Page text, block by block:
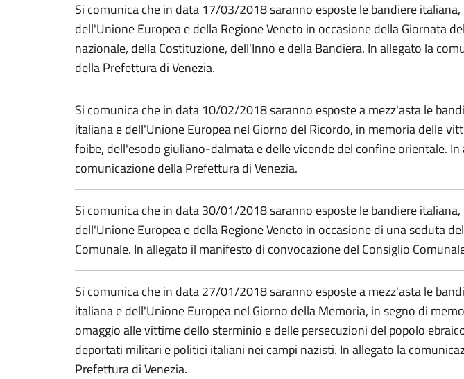
Si comunica che in data 17/03/2018 saranno esposte le bandiere italiana,
dell'Unione Europea e della Regione Veneto in occasione della Giornata
nazionale, della Costituzione, dell'Inno e della Bandiera. In allegato la
della Prefettura di Venezia.
Si comunica che in data 10/02/2018 saranno esposte a mezz'asta le
italiana e dell'Unione Europea nel Giorno del Ricordo, in memoria delle
foibe, dell'esodo giuliano-dalmata e delle vicende del confine orientale. In
comunicazione della Prefettura di Venezia.
Si comunica che in data 30/01/2018 saranno esposte le bandiere italiana,
dell'Unione Europea e della Regione Veneto in occasione di una seduta
Comunale. In allegato il manifesto di convocazione del Consiglio
Si comunica che in data 27/01/2018 saranno esposte a mezz'asta le
italiana e dell'Unione Europea nel Giorno della Memoria, in segno di
omaggio alle vittime dello sterminio e delle persecuzioni del popolo
deportati militari e politici italiani nei campi nazisti. In allegato la
Prefettura di Venezia.